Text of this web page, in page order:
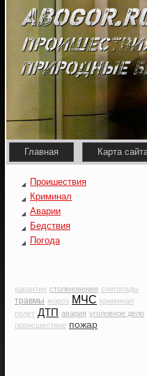
Главная Карта
Проишествия
Криминал
Аварии
Бедствия
Погода
карантин столкновения снегопады
травмы мороз МЧС криминал
полет ДТП авария уголовное дело
происшествие пожар